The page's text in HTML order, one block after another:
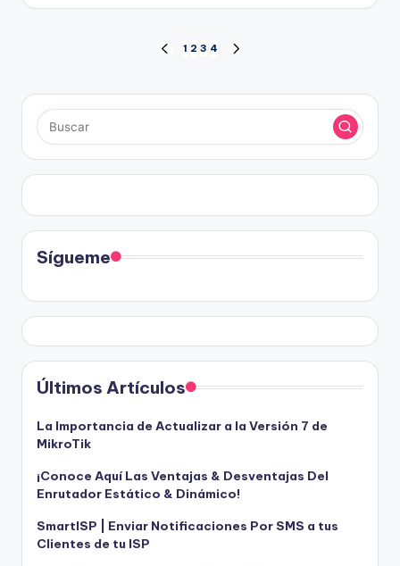
Paginación
de
entradas
PÁGINA
1 2 3 4
Sígueme
Últimos Artículos
La Importancia de Actualizar a la Versión 7 de
MikroTik
¡Conoce Aquí Las Ventajas & Desventajas Del
Enrutador Estático & Dinámico!
SmartISP | Enviar Notificaciones Por SMS a tus
Clientes de tu ISP